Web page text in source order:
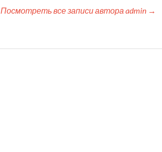
Посмотреть все записи автора admin →